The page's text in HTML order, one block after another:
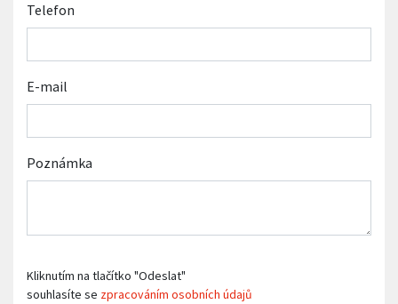
Telefon
E-mail
Poznámka
Kliknutím na tlačítko "Odeslat"
souhlasíte se zpracováním osobních údajů